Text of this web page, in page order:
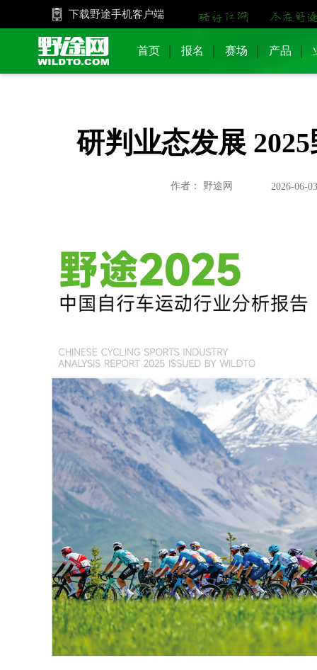
下载野途手机客户端
首页 报名 赛场 产品
研判业态发展
作者： 野途网 2026-06-